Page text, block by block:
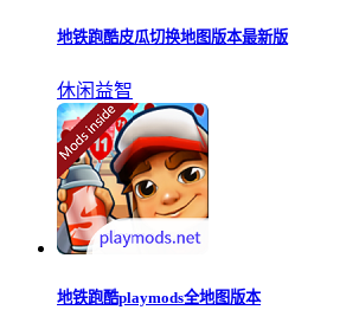
地铁跑酷皮瓜切换地图版本最新版
休闲益智
地铁跑酷playmods全地图版本